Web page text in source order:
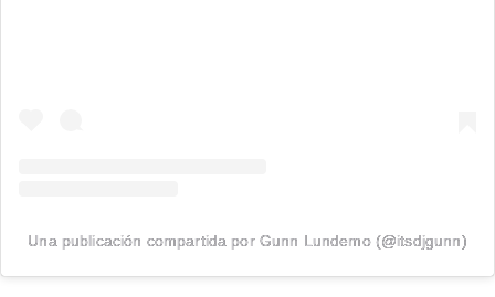
Una publicación compartida por Gunn Lundemo (@itsdjgunn)